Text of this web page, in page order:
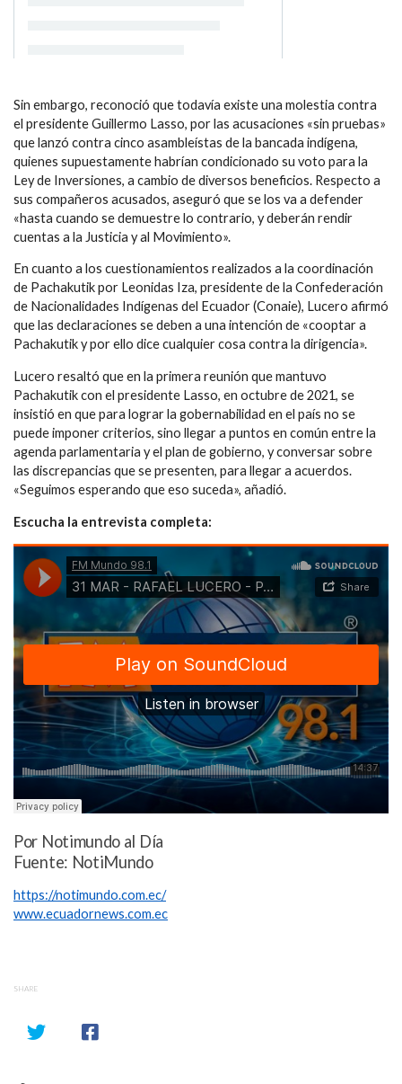
Sin embargo, reconoció que todavía existe una molestia contra
el presidente Guillermo Lasso, por las acusaciones «sin pruebas»
que lanzó contra cinco asambleístas de la bancada indígena,
quienes supuestamente habrían condicionado su voto para la
Ley de Inversiones, a cambio de diversos beneficios. Respecto a
sus compañeros acusados, aseguró que se los va a defender
«hasta cuando se demuestre lo contrario, y deberán rendir
cuentas a la Justicia y al Movimiento».
En cuanto a los cuestionamientos realizados a la coordinación
de Pachakutik por Leonidas Iza, presidente de la Confederación
de Nacionalidades Indígenas del Ecuador (Conaie), Lucero afirmó
que las declaraciones se deben a una intención de «cooptar a
Pachakutik y por ello dice cualquier cosa contra la dirigencia».
Lucero resaltó que en la primera reunión que mantuvo
Pachakutik con el presidente Lasso, en octubre de 2021, se
insistió en que para lograr la gobernabilidad en el país no se
puede imponer criterios, sino llegar a puntos en común entre la
agenda parlamentaria y el plan de gobierno, y conversar sobre
las discrepancias que se presenten, para llegar a acuerdos.
«Seguimos esperando que eso suceda», añadió.
Escucha la entrevista completa:
Por Notimundo al Día
Fuente: NotiMundo
https://notimundo.com.ec/
www.ecuadornews.com.ec
SHARE